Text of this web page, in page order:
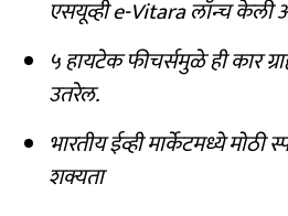
एसयूव्ही e-Vitara लाँन्च केली
५ हायटेक फीचर्समुळे ही कार
उतरेल.
भारतीय ईव्ही मार्केटमध्ये मोठी
शक्यता